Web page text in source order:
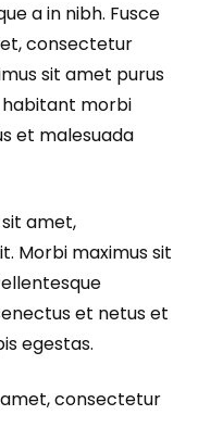
a in nibh. Fusce
consectetur
sit amet purus
habitant morbi
et malesuada
amet,
Morbi maximus sit
et netus et
egestas.
consectetur